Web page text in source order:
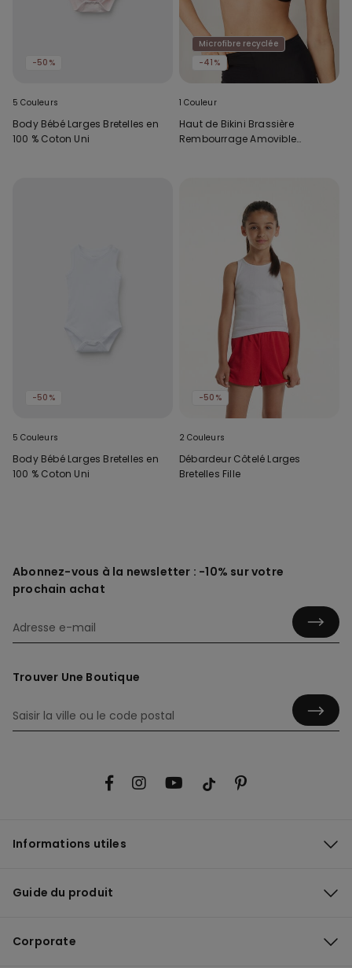
-50%
5 Couleurs
Body Bébé Larges Bretelles en
100 % Coton Uni
Microfibre recyclée
-41%
1 Couleur
Haut de Bikini Brassière
Rembourrage Amovible
-50%
5 Couleurs
Body Bébé Larges Bretelles en
100 % Coton Uni
-50%
2 Couleurs
Débardeur Côtelé Larges
Bretelles Fille
Abonnez-vous à la newsletter : -10% sur votre
prochain achat
Trouver Une Boutique
Informations utiles
Guide du produit
Corporate